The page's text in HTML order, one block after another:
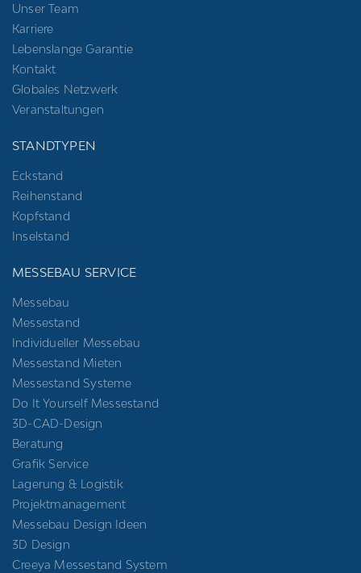
Unser Team
Karriere
Lebenslange Garantie
Kontakt
Globales Netzwerk
Veranstaltungen
STANDTYPEN
Eckstand
Reihenstand
Kopfstand
Inselstand
MESSEBAU SERVICE
Messebau
Messestand
Individueller Messebau
Messestand Mieten
Messestand Systeme
Do It Yourself Messestand
3D-CAD-Design
Beratung
Grafik Service
Lagerung & Logistik
Projektmanagement
Messebau Design Ideen
3D Design
Creeya Messestand System